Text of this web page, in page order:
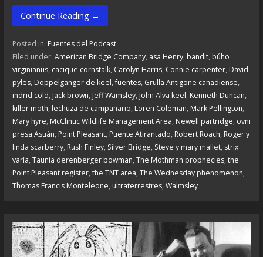
Continue Reading →
Posted in: Fuentes del Podcast
Filed under: American Bridge Company, asa Henry, bandit, búho
virginianus, cacique cornstalk, Carolyn Harris, Connie carpenter, David
pyles, Doppelganger de keel,fuentes, Grulla Antigone canadiense,
indrid cold, Jack brown, Jeff Wamsley, John Alva keel, Kenneth Duncan,
killer moth, lechuza de campanario, Loren Coleman, Mark Pellington,
Mary hyre, McClintic Wildlife Management Area, Newell partridge, ovni
presa Asuán, Point Pleasant, Puente Atirantado, Robert Roach, Roger y
linda scarberry, Rush Finley, Silver Bridge, Steve y mary mallet, strix
varía, Taunia derenberger bowman, The Mothman prophecies, the
Point Pleasant register, the TNT area, The Wednesday phenomenon,
Thomas Francis Monteleone, ultraterrestres, Walmsley